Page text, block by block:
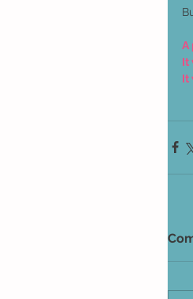
A
It
It